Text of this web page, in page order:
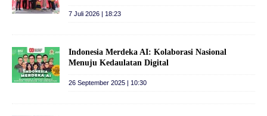
7 Juli 2026 | 18:23
Indonesia Merdeka AI: Kolaborasi Nasional
Menuju Kedaulatan Digital
26 September 2025 | 10:30